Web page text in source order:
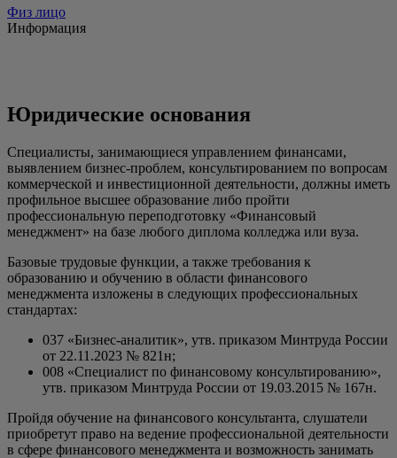
Физ лицо
Информация
Юридические основания
Специалисты, занимающиеся управлением финансами,
выявлением бизнес-проблем, консультированием по вопросам
коммерческой и инвестиционной деятельности, должны иметь
профильное высшее образование либо пройти
профессиональную переподготовку «Финансовый
менеджмент» на базе любого диплома колледжа или вуза.
Базовые трудовые функции, а также требования к
образованию и обучению в области финансового
менеджмента изложены в следующих профессиональных
стандартах:
037 «Бизнес-аналитик», утв. приказом Минтруда России
от 22.11.2023 № 821н;
008 «Специалист по финансовому консультированию»,
утв. приказом Минтруда России от 19.03.2015 № 167н.
Пройдя обучение на финансового консультанта, слушатели
приобретут право на ведение профессиональной деятельности
в сфере финансового менеджмента и возможность занимать